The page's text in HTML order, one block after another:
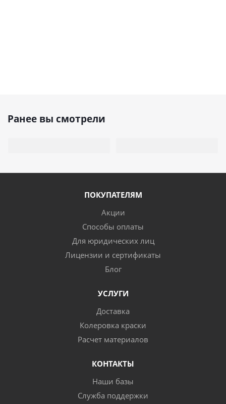
Ранее вы смотрели
ПОКУПАТЕЛЯМ
Акции
Способы оплаты
Для юридических лиц
Лицензии и сертификаты
Блог
УСЛУГИ
Доставка
Колеровка краски
Расчет материалов
КОНТАКТЫ
Наши базы
Служба поддержки